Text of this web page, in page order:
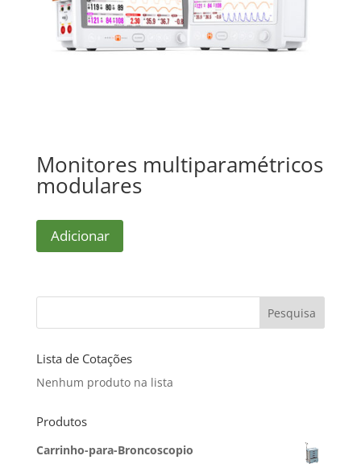
Monitores multiparamétricos
modulares
Adicionar
Pesquisa
Lista de Cotações
Nenhum produto na lista
Produtos
Carrinho-para-Broncoscopio